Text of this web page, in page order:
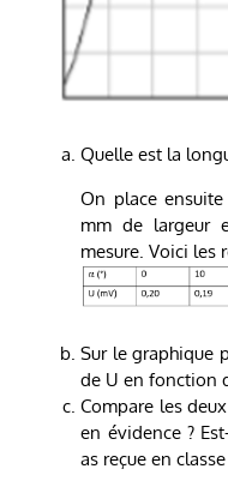
Quelle est la
On place
mm de largeur
mesure. Voici les
Sur le graphique
de U en fonction
Compare les
en évidence ?
as reçue en